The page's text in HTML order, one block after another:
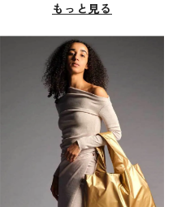
もっと見る